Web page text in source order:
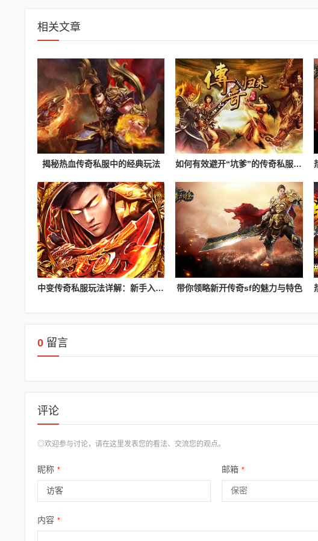
相关文章
揭秘热血传奇私服中的经典玩法 如何有效避开“坑爹”的传奇私服？辨别黑心服务器的指南
中变传奇私服玩法详解：新手入门攻略 带你领略新开传奇sf的魅力与特色
0 留言
评论
◎欢迎参与讨论，请在这里发表您的看法、交流您的观点。
昵称 * 邮箱 *
内容 *